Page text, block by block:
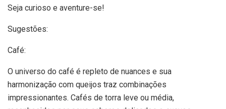
Seja curioso e aventure-se!
Sugestões:
Café:
O universo do café é repleto de nuances e sua
harmonização com queijos traz combinações
impressionantes. Cafés de torra leve ou média,